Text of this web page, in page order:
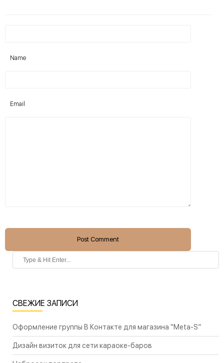
Name
Email
Post Comment
СВЕЖИЕ ЗАПИСИ
Оформление группы В Контакте для магазина “Meta-S”
Дизайн визиток для сети караоке-баров